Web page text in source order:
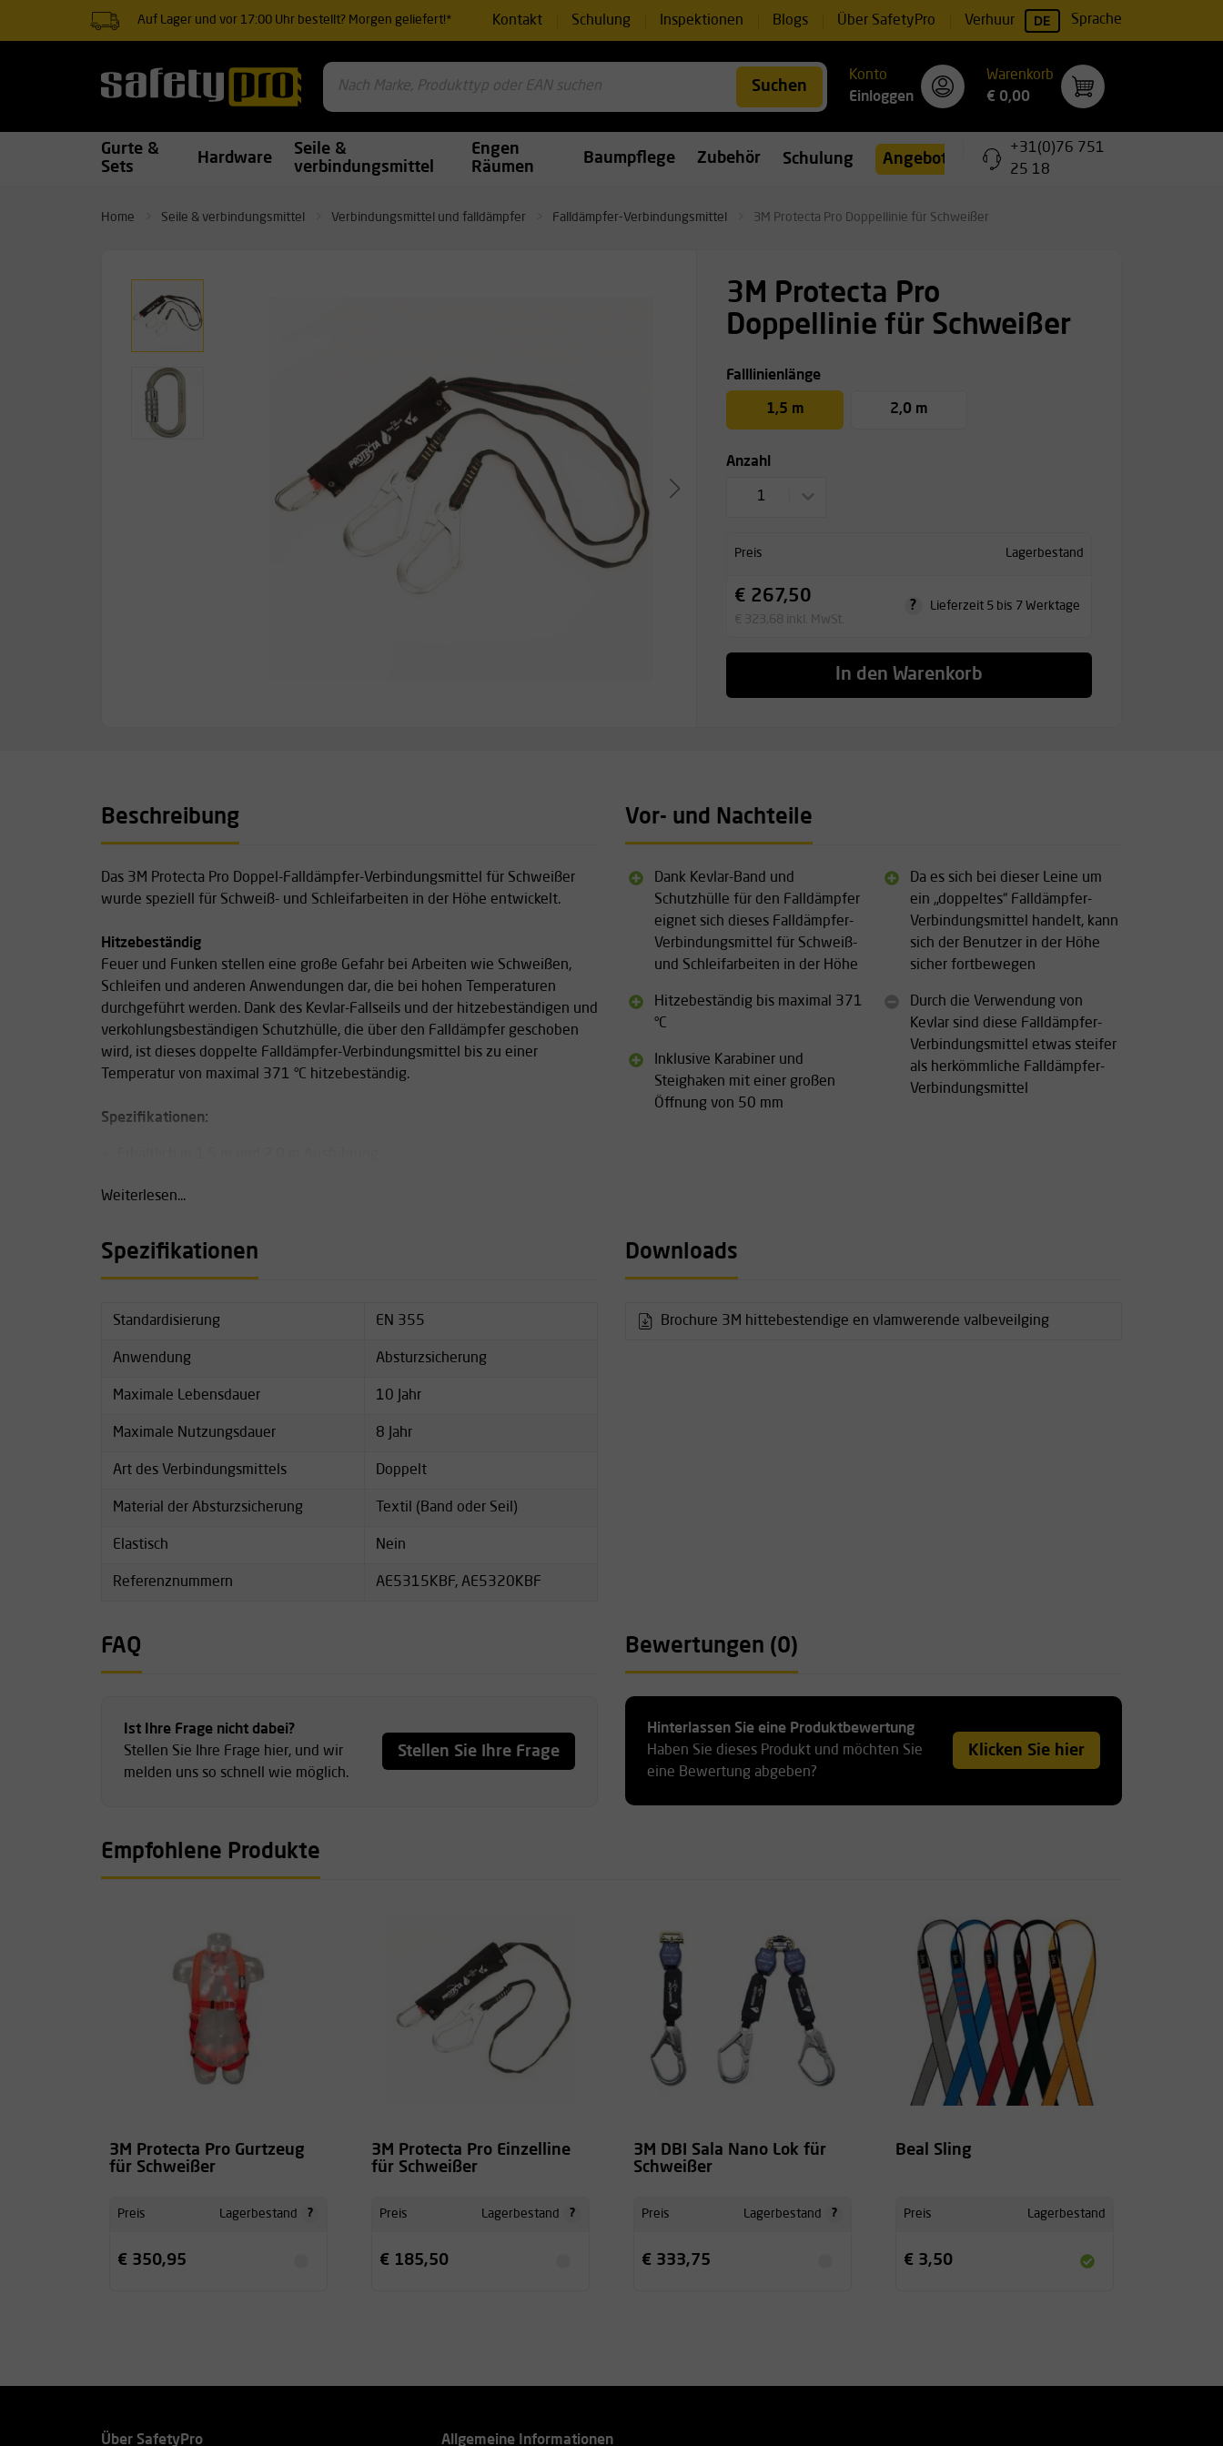
Auf Lager und vor 17:00 Uhr bestellt? Morgen geliefert!* Kontakt Schulung Inspektionen Blogs Über SafetyPro Verhuur DE Sprache
Suchen
Konto
Einloggen
Warenkorb
€ 0,00
Gurte &
Sets
Hardware
Seile &
verbindungsmittel
Engen
Räumen
Baumpflege Zubehör Schulungen Angebote
+31(0)76 751
25 18
Home Seile & verbindungsmittel Verbindungsmittel und falldämpfer Falldämpfer-Verbindungsmittel 3M Protecta Pro Doppellinie für Schweißer
3M Protecta Pro
Doppellinie für Schweißer
Falllinienlänge
1,5 m 2,0 m
Anzahl
1
Preis Lagerbestand
€ 267,50
€ 323,68 inkl. MwSt.
? Lieferzeit 5 bis 7 Werktage
In den Warenkorb
Beschreibung
Das 3M Protecta Pro Doppel-Falldämpfer-Verbindungsmittel für Schweißer
wurde speziell für Schweiß- und Schleifarbeiten in der Höhe entwickelt.
Hitzebeständig
Feuer und Funken stellen eine große Gefahr bei Arbeiten wie Schweißen,
Schleifen und anderen Anwendungen dar, die bei hohen Temperaturen
durchgeführt werden. Dank des Kevlar-Fallseils und der hitzebeständigen und
verkohlungsbeständigen Schutzhülle, die über den Falldämpfer geschoben
wird, ist dieses doppelte Falldämpfer-Verbindungsmittel bis zu einer
Temperatur von maximal 371 °C hitzebeständig.
Spezifikationen:
Stahlkarabiner ausgestattet
Haken interessiert sind
Maximales Benutzergewicht: 100 kg
Verbindungsmittel für Schweißer finden Sie unten auf dieser Seite unter
der Rubrik „Downloads”.
Weiterlesen...
Vor- und Nachteile
Dank Kevlar-Band und
Schutzhülle für den Falldämpfer
eignet sich dieses Falldämpfer-
Verbindungsmittel für Schweiß-
und Schleifarbeiten in der Höhe
Hitzebeständig bis maximal 371
°C
Inklusive Karabiner und
Steighaken mit einer großen
Öffnung von 50 mm
Da es sich bei dieser Leine um
ein „doppeltes“ Falldämpfer-
Verbindungsmittel handelt, kann
sich der Benutzer in der Höhe
sicher fortbewegen
Durch die Verwendung von
Kevlar sind diese Falldämpfer-
Verbindungsmittel etwas steifer
als herkömmliche Falldämpfer-
Verbindungsmittel
Spezifikationen
Standardisierung EN 355
Anwendung Absturzsicherung
Maximale Lebensdauer 10 Jahr
Maximale Nutzungsdauer 8 Jahr
Art des Verbindungsmittels Doppelt
Material der Absturzsicherung Textil (Band oder Seil)
Elastisch Nein
Referenznummern AE5315KBF, AE5320KBF
Downloads
Brochure 3M hittebestendige en vlamwerende valbeveilging
FAQ
Ist Ihre Frage nicht dabei?
Stellen Sie Ihre Frage hier, und wir
melden uns so schnell wie möglich.
Stellen Sie Ihre Frage
Bewertungen (0)
Hinterlassen Sie eine Produktbewertung
Haben Sie dieses Produkt und möchten Sie
eine Bewertung abgeben?
Klicken Sie hier
Empfohlene Produkte
3M Protecta Pro Gurtzeug
für Schweißer
Preis Lagerbestand ?
€ 350,95
3M Protecta Pro Einzelline
für Schweißer
Preis Lagerbestand ?
€ 185,50
3M DBI Sala Nano Lok für
Schweißer
Preis Lagerbestand ?
€ 333,75
Beal Sling
Preis Lagerbestand
€ 3,50
Über SafetyPro Allgemeine Informationen